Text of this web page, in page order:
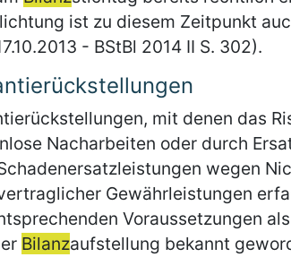
ist zu diesem Zeitpunkt
- BStBl 2014 II S. 302).
mit denen das
Nacharbeiten oder durch
wegen
Gewährleistungen
Voraussetzungen
Bilanzaufstellung bekannt